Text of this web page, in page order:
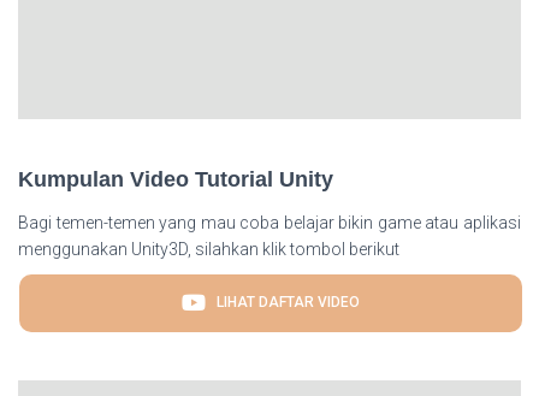
Kumpulan Video Tutorial Unity
Bagi temen-temen yang mau coba belajar bikin game atau aplikasi
menggunakan Unity3D, silahkan klik tombol berikut
LIHAT DAFTAR VIDEO